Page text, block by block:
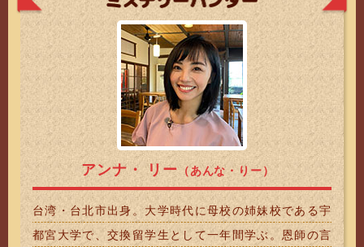
アンナ・ リー（あんな・りー）
台湾・台北市出身。大学時代に母校の姉妹校である宇
都宮大学で、交換留学生として一年間学ぶ。恩師の言